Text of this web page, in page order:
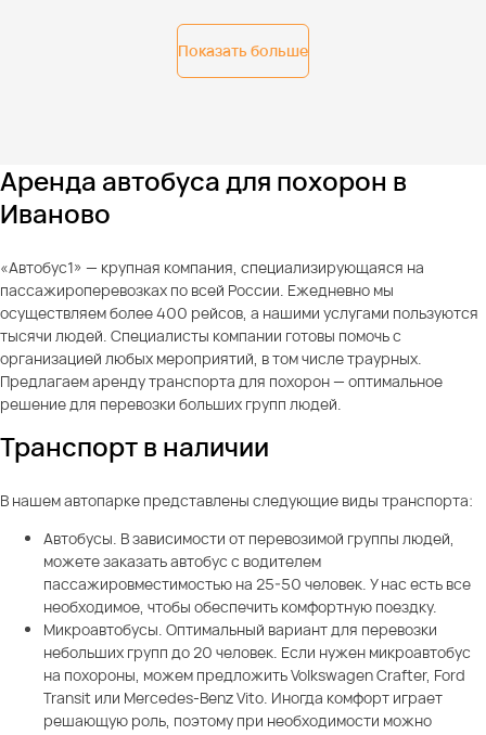
Показать больше
Аренда автобуса для похорон в
Иваново
«Автобус1» — крупная компания, специализирующаяся на
пассажироперевозках по всей России. Ежедневно мы
осуществляем более 400 рейсов, а нашими услугами пользуются
тысячи людей. Специалисты компании готовы помочь с
организацией любых мероприятий, в том числе траурных.
Предлагаем аренду транспорта для похорон — оптимальное
решение для перевозки больших групп людей.
Транспорт в наличии
В нашем автопарке представлены следующие виды транспорта:
Автобусы. В зависимости от перевозимой группы людей,
можете заказать автобус с водителем
пассажировместимостью на 25-50 человек. У нас есть все
необходимое, чтобы обеспечить комфортную поездку.
Микроавтобусы. Оптимальный вариант для перевозки
небольших групп до 20 человек. Если нужен микроавтобус
на похороны, можем предложить Volkswagen Crafter, Ford
Transit или Mercedes-Benz Vito. Иногда комфорт играет
решающую роль, поэтому при необходимости можно